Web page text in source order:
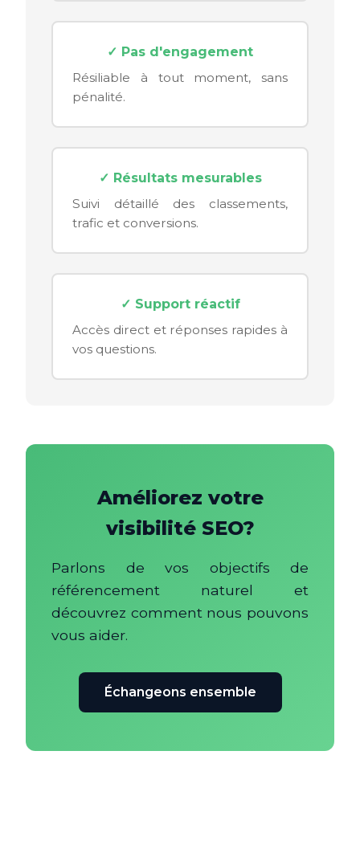
✓ Pas d'engagement
Résiliable à tout moment, sans
pénalité.
✓ Résultats mesurables
Suivi détaillé des classements,
trafic et conversions.
✓ Support réactif
Accès direct et réponses rapides à
vos questions.
Améliorez votre
visibilité SEO?
Parlons de vos objectifs de
référencement naturel et
découvrez comment nous pouvons
vous aider.
Échangeons ensemble